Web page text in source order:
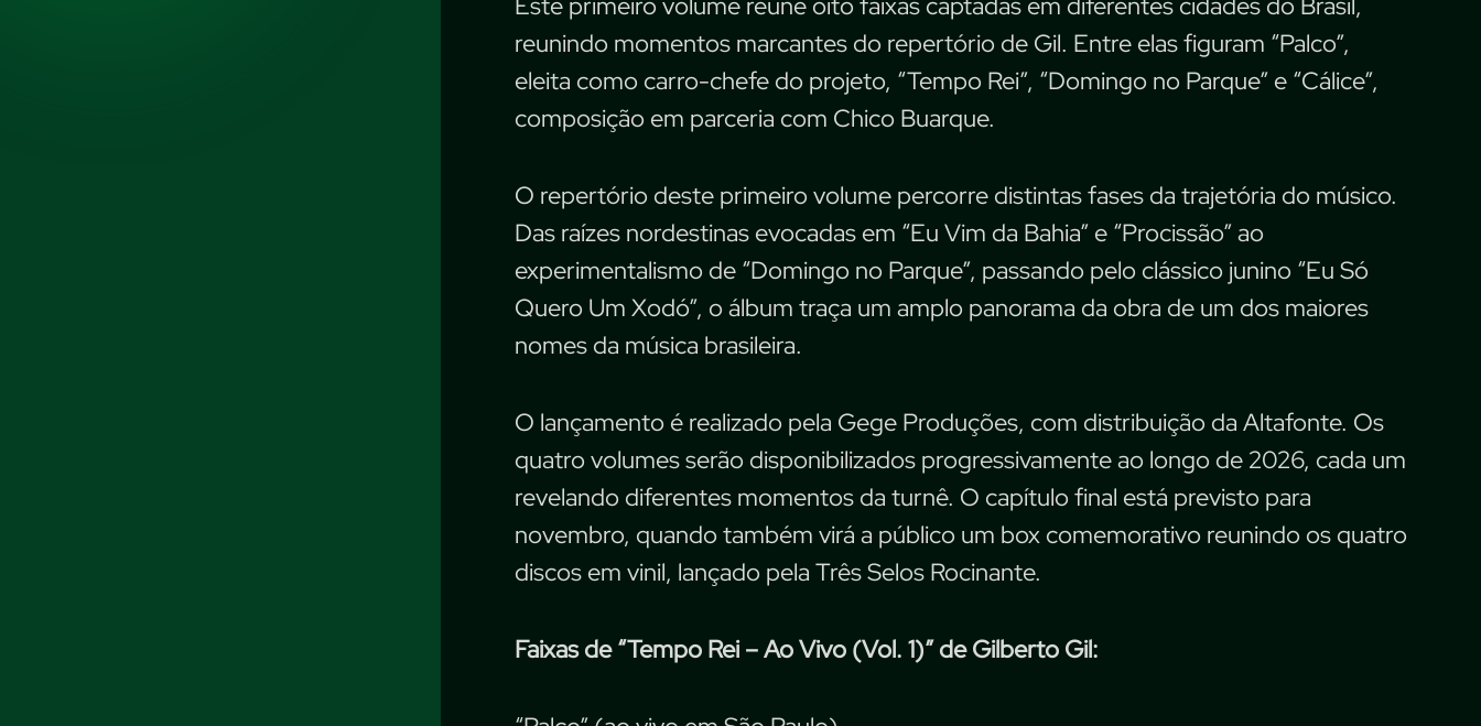
reunindo momentos marcantes do repertório de Gil. Entre elas figuram “Palco”,
eleita como carro-chefe do projeto, “Tempo Rei”, “Domingo no Parque” e “Cálice”,
composição em parceria com Chico Buarque.
O repertório deste primeiro volume percorre distintas fases da trajetória do músico.
Das raízes nordestinas evocadas em “Eu Vim da Bahia” e “Procissão” ao
experimentalismo de “Domingo no Parque”, passando pelo clássico junino “Eu Só
Quero Um Xodó”, o álbum traça um amplo panorama da obra de um dos maiores
nomes da música brasileira.
O lançamento é realizado pela Gege Produções, com distribuição da Altafonte. Os
quatro volumes serão disponibilizados progressivamente ao longo de 2026, cada um
revelando diferentes momentos da turnê. O capítulo final está previsto para
novembro, quando também virá a público um box comemorativo reunindo os quatro
discos em vinil, lançado pela Três Selos Rocinante.
Faixas de “Tempo Rei – Ao Vivo (Vol. 1)” de Gilberto Gil: